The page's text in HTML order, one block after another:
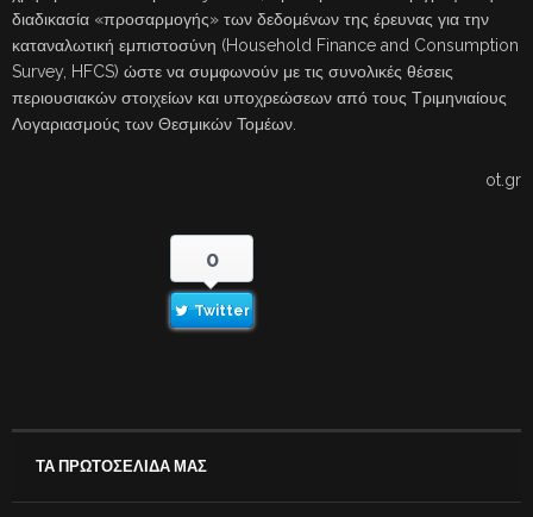
διαδικασία «προσαρμογής» των δεδομένων της έρευνας για την
καταναλωτική εμπιστοσύνη (Household Finance and Consumption
Survey, HFCS) ώστε να συμφωνούν με τις συνολικές θέσεις
περιουσιακών στοιχείων και υποχρεώσεων από τους Τριμηνιαίους
Λογαριασμούς των Θεσμικών Τομέων.
ot.gr
0
Twitter
ΤΑ ΠΡΩΤΟΣΕΛΙΔΑ ΜΑΣ